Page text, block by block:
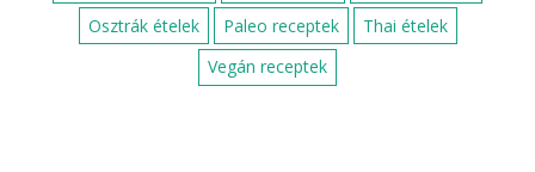
Osztrák ételek
Paleo receptek
Thai ételek
Vegán receptek